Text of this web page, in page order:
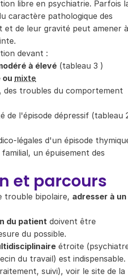
libre en psychiatrie. Parfois
caractère pathologique des
et de leur gravité peut amener à
devant :
à élevé (tableau 3 )
ou mixte
des troubles du comportement
de l'épisode dépressif (tableau
légales d'un épisode
un épuisement des
et parcours
trouble bipolaire, adresser à un
du patient doivent être
du possible.
étroite
du travail) est indispensable.
suivi), voir le site de la